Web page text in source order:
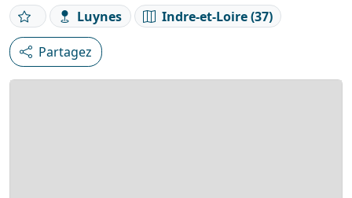
Luynes
Indre-et-Loire (37)
Partagez